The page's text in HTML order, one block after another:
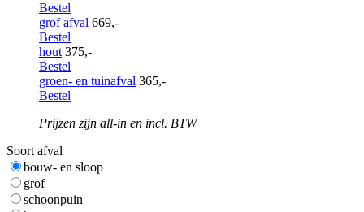
Bestel
grof afval 669,-
Bestel
hout 375,-
Bestel
groen- en tuinafval 365,-
Bestel
Prijzen zijn all-in en incl. BTW
Soort afval
bouw- en sloop
grof
schoonpuin